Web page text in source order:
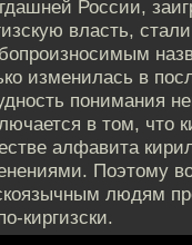
России,
власть,
изменилась в
понимания
в том, что
алфавита
Поэтому
людям
киргизски.